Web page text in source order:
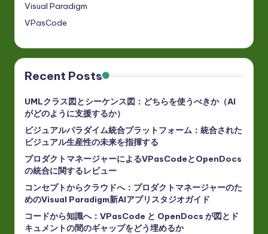
Visual Paradigm
VPasCode
Recent Posts
UMLクラス図とシーケンス図：どちらを使うべきか（AI
がどのように支援するか）
ビジュアルパラダイム統合プラットフォーム：統合された
ビジュアル生産性の未来を指揮する
プロダクトマネージャーによるVPasCodeとOpenDocs
の統合に関するレビュー
コンセプトからクラウドへ：プロダクトマネージャーのた
めのVisual Paradigm新AIアプリスタジオガイド
コードから知識へ：VPasCode と OpenDocs が図とド
キュメントの間のギャップをどう埋めるか